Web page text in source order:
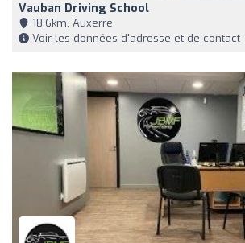
Vauban Driving School
18,6km, Auxerre
Voir les données d'adresse et de contact